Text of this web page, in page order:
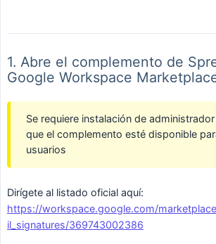
1. Abre el complemento de
Google Workspace
Se requiere instalación de
que el complemento esté disponible
usuarios
Dirígete al listado oficial aquí:
https://workspace.google.com/
il_signatures/369743002386